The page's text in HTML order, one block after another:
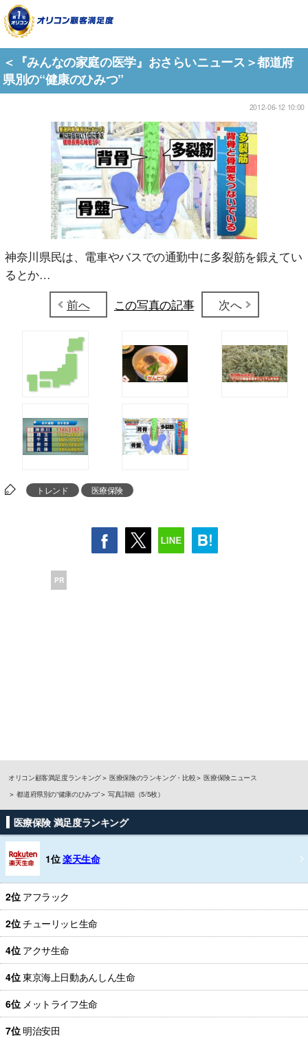
＜『みんなの家庭の医学』おさらいニュース＞都道府
県別の“健康のひみつ”
2012-06-12 10:00
神奈川県民は、電車やバスでの通勤中に多裂筋を鍛えてい
るとか…
前へ
この写真の記事 次へ
トレンド 医療保険
PR
オリコン顧客満足度ランキング 医療保険のランキング・比較
医療保険ニュース
都道府県別の“健康のひみつ”
写真詳細（5/5枚）
医療保険 満足度ランキング
1位楽天生命
2位 アフラック
2位チューリッヒ生命
4位 アクサ生命
4位東京海上日動あんしん生命
6位 メットライフ生命
7位 明治安田